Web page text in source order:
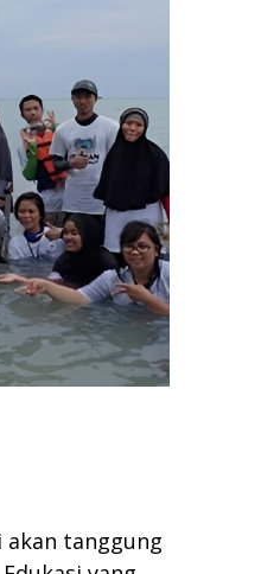
akan tanggung